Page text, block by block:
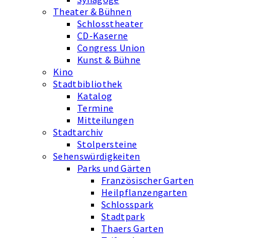
Theater & Bühnen
Schlosstheater
CD-Kaserne
Congress Union
Kunst & Bühne
Kino
Stadtbibliothek
Katalog
Termine
Mitteilungen
Stadtarchiv
Stolpersteine
Sehenswürdigkeiten
Parks und Gärten
Französischer Garten
Heilpflanzengarten
Schlosspark
Stadtpark
Thaers Garten